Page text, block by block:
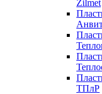
Zilmet
ТПлР